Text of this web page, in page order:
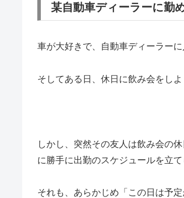
某自動車ディーラーに勤
車が大好きで、自動車ディーラーに
そしてある日、休日に飲み会をし
しかし、突然その友人は飲み会の
に勝手に出勤のスケジュールを立て
それも、あらかじめ「この日は予